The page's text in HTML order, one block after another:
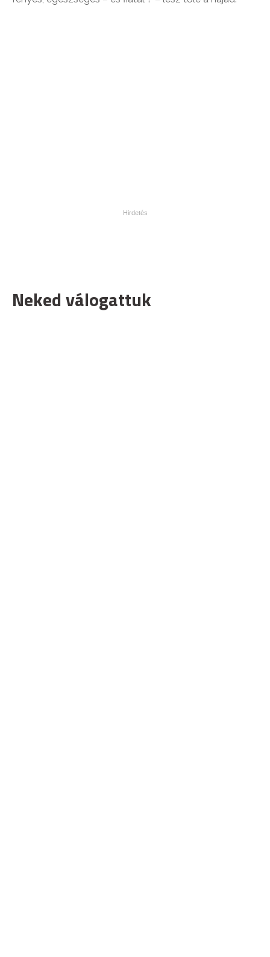
Neked válogattuk